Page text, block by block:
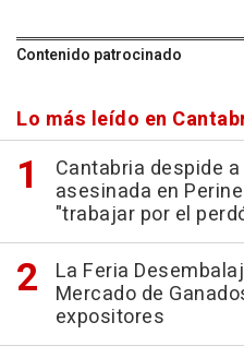
Contenido patrocinado
Lo más leído en
Cantabria despide
asesinada en
"trabajar por el
La Feria
Mercado de
expositores